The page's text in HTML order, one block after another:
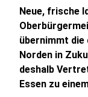
Neue, frische
übernimmt die
Norden in
deshalb
Essen zu